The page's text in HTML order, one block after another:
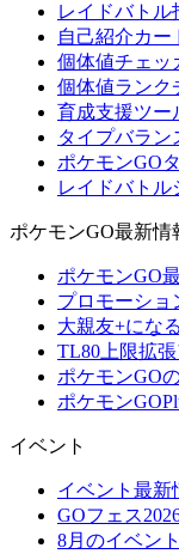
レイドバトル
自己紹介カー
個体値チェッ
個体値ランク
育成支援ツー
タイプバラン
ポケモンGO
レイドバトル
ポケモンGO最新情
ポケモンGO
プロモーショ
大親友+にな
TL80上限拡
ポケモンGO
ポケモン
イベント
イベント最新
GOフェス
8月のイベン